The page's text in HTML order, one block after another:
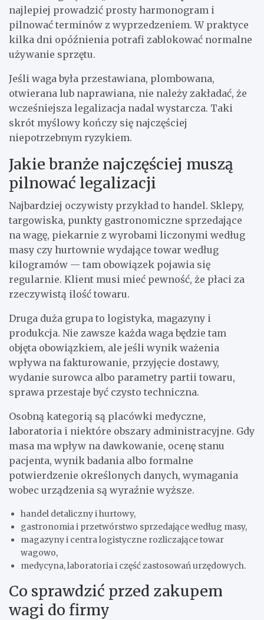
najlepiej prowadzić prosty harmonogram i
pilnować terminów z wyprzedzeniem. W praktyce
kilka dni opóźnienia potrafi zablokować normalne
używanie sprzętu.
Jeśli waga była przestawiana, plombowana,
otwierana lub naprawiana, nie należy zakładać, że
wcześniejsza legalizacja nadal wystarcza. Taki
skrót myślowy kończy się najczęściej
niepotrzebnym ryzykiem.
Jakie branże najczęściej muszą
pilnować legalizacji
Najbardziej oczywisty przykład to handel. Sklepy,
targowiska, punkty gastronomiczne sprzedające
na wagę, piekarnie z wyrobami liczonymi według
masy czy hurtownie wydające towar według
kilogramów — tam obowiązek pojawia się
regularnie. Klient musi mieć pewność, że płaci za
rzeczywistą ilość towaru.
Druga duża grupa to logistyka, magazyny i
produkcja. Nie zawsze każda waga będzie tam
objęta obowiązkiem, ale jeśli wynik ważenia
wpływa na fakturowanie, przyjęcie dostawy,
wydanie surowca albo parametry partii towaru,
sprawa przestaje być czysto techniczna.
Osobną kategorią są placówki medyczne,
laboratoria i niektóre obszary administracyjne. Gdy
masa ma wpływ na dawkowanie, ocenę stanu
pacjenta, wynik badania albo formalne
potwierdzenie określonych danych, wymagania
wobec urządzenia są wyraźnie wyższe.
handel detaliczny i hurtowy,
gastronomia i przetwórstwo sprzedające według masy,
magazyny i centra logistyczne rozliczające towar
wagowo,
medycyna, laboratoria i część zastosowań urzędowych.
Co sprawdzić przed zakupem
wagi do firmy